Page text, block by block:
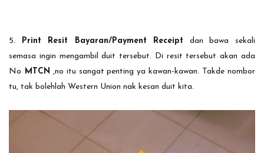
5. Print Resit Bayaran/Payment Receipt dan bawa sekali
semasa ingin mengambil duit tersebut. Di resit tersebut akan ada
No MTCN ,no itu sangat penting ya kawan-kawan. Takde nombor
tu, tak bolehlah Western Union nak kesan duit kita.